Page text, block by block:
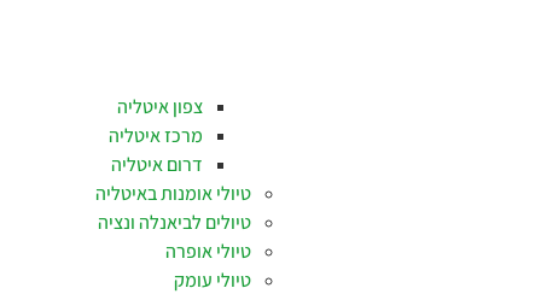
צפון איטליה
מרכז איטליה
דרום איטליה
טיולי אומנות באיטליה
טיולים לביאנלה ונציה
טיולי אופרה
טיולי עומק